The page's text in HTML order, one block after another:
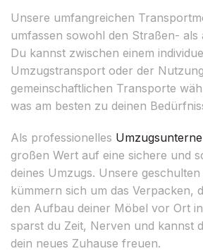
Unsere umfangreichen
umfassen sowohl den Straßen- als
Du kannst zwischen einem
Umzugstransport oder der
gemeinschaftlichen Transporte
was am besten zu deinen
Als professionelles
großen Wert auf eine sichere und
deines Umzugs. Unsere
kümmern sich um das Verpacken,
den Aufbau deiner Möbel vor Ort
sparst du Zeit, Nerven und kannst
dein neues Zuhause freuen.